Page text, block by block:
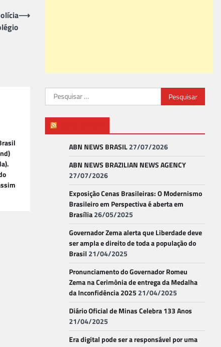
⟶
Pesquisar
por:
ABN NEWS BRASIL27/07/2026
ABN NEWS BRAZILIAN NEWS AGENCY
27/07/2026
Exposição Cenas Brasileiras: O Modernismo
Brasileiro em Perspectiva é aberta em
Brasília26/05/2025
Governador Zema alerta que Liberdade deve
ser ampla e direito de toda a população do
Brasil 21/04/2025
Pronunciamento do Governador Romeu
Zema na Cerimônia de entrega da Medalha
da Inconfidência 2025 21/04/2025
Diário Oficial de Minas Celebra 133 Anos
21/04/2025
Era digital pode ser a responsável por uma